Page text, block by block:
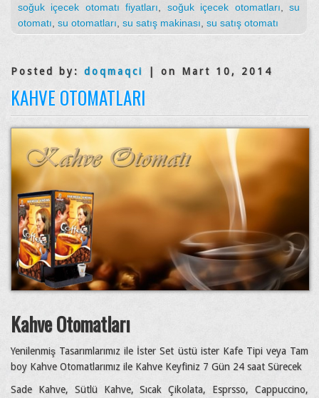
soğuk içecek otomatı fiyatları
soğuk içecek otomatları ,su
otomatı su otomatları su satış makinası su satış otomatı
Posted by: doqmaqci | on Mart 10, 2014
KAHVE OTOMATLARI
Kahve Otomatları
Yenilenmiş Tasarımlarımız ile İster Set üstü ister Kafe Tipi veya Tam
boy Kahve Otomatlarımız ile Kahve Keyfiniz 7 Gün 24 saat Sürecek
Sade Kahve, Sütlü Kahve, Sıcak Çikolata, Esprsso, Cappuccino,